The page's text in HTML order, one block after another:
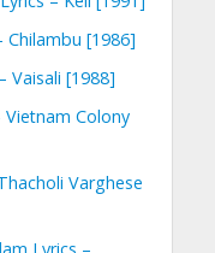
Chilambu [1986]
Vaisali [1988]
Vietnam Colony
Varghese